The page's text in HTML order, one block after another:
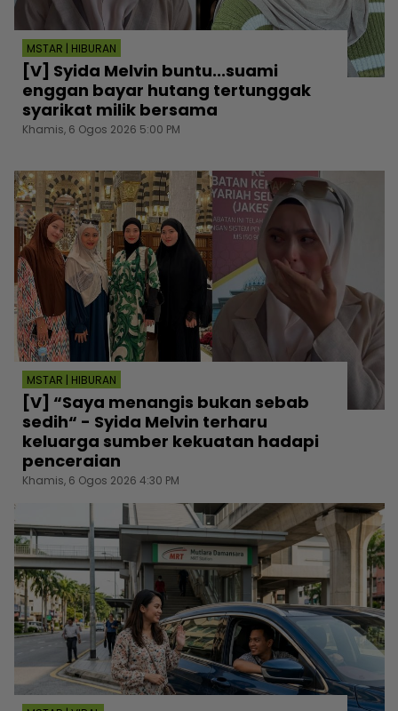
MSTAR | HIBURAN
[V] Syida Melvin buntu...suami
enggan bayar hutang tertunggak
syarikat milik bersama
Khamis, 6 Ogos 2026 5:00 PM
MSTAR | HIBURAN
[V] “Saya menangis bukan sebab
sedih“ - Syida Melvin terharu
keluarga sumber kekuatan hadapi
penceraian
Khamis, 6 Ogos 2026 4:30 PM